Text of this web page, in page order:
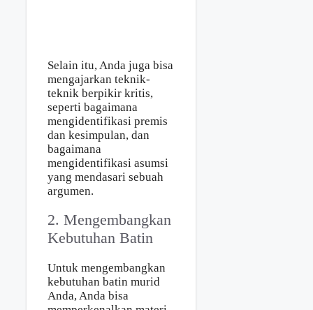
Selain itu, Anda juga bisa
mengajarkan teknik-
teknik berpikir kritis,
seperti bagaimana
mengidentifikasi premis
dan kesimpulan, dan
bagaimana
mengidentifikasi asumsi
yang mendasari sebuah
argumen.
2. Mengembangkan
Kebutuhan Batin
Untuk mengembangkan
kebutuhan batin murid
Anda, Anda bisa